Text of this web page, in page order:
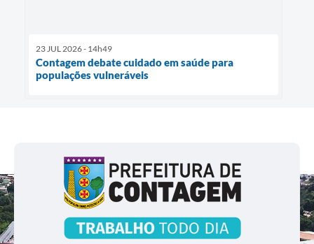
23 JUL 2026 - 14h49
Contagem debate cuidado em saúde para
populações vulneráveis